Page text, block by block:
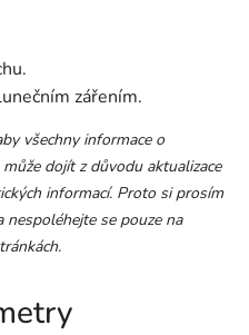
zářením.
všechny informace o
dojít z důvodu aktualizace
informací. Proto si prosím
se pouze na